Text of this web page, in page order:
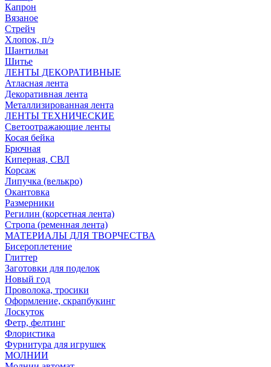
Капрон
Вязаное
Стрейч
Хлопок, п/э
Шантильи
Шитье
ЛЕНТЫ ДЕКОРАТИВНЫЕ
Атласная лента
Декоративная лента
Металлизированная лента
ЛЕНТЫ ТЕХНИЧЕСКИЕ
Светоотражающие ленты
Косая бейка
Брючная
Киперная, СВЛ
Корсаж
Липучка (велькро)
Окантовка
Размерники
Регилин (корсетная лента)
Стропа (ременная лента)
МАТЕРИАЛЫ ДЛЯ ТВОРЧЕСТВА
Бисероплетение
Глиттер
Заготовки для поделок
Новый год
Проволока, тросики
Оформление, скрапбукинг
Лоскуток
Фетр, фелтинг
Флористика
Фурнитура для игрушек
МОЛНИИ